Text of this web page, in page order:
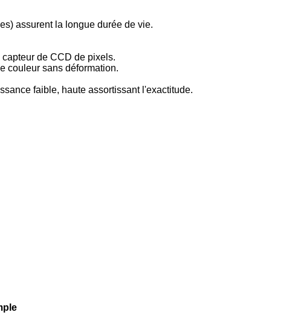
assurent la longue durée de vie.
de CCD de pixels.
couleur sans déformation.
faible, haute assortissant l'exactitude.